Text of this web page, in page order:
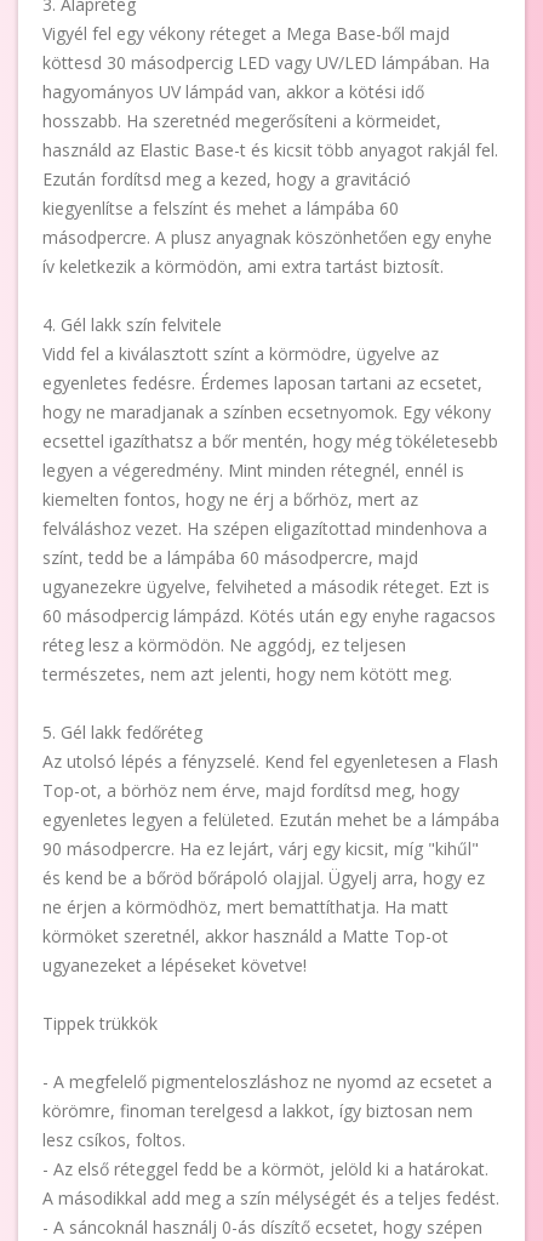
Vigyél fel egy vékony réteget a Mega Base-ből majd
köttesd 30 másodpercig LED vagy UV/LED lámpában. Ha
hagyományos UV lámpád van, akkor a kötési idő
hosszabb. Ha szeretnéd megerősíteni a körmeidet,
használd az Elastic Base-t és kicsit több anyagot rakjál fel.
Ezután fordítsd meg a kezed, hogy a gravitáció
kiegyenlítse a felszínt és mehet a lámpába 60
másodpercre. A plusz anyagnak köszönhetően egy enyhe
ív keletkezik a körmödön, ami extra tartást biztosít.
4. Gél lakk szín felvitele
Vidd fel a kiválasztott színt a körmödre, ügyelve az
egyenletes fedésre. Érdemes laposan tartani az ecsetet,
hogy ne maradjanak a színben ecsetnyomok. Egy vékony
ecsettel igazíthatsz a bőr mentén, hogy még tökéletesebb
legyen a végeredmény. Mint minden rétegnél, ennél is
kiemelten fontos, hogy ne érj a bőrhöz, mert az
felváláshoz vezet. Ha szépen eligazítottad mindenhova a
színt, tedd be a lámpába 60 másodpercre, majd
ugyanezekre ügyelve, felviheted a második réteget. Ezt is
60 másodpercig lámpázd. Kötés után egy enyhe ragacsos
réteg lesz a körmödön. Ne aggódj, ez teljesen
természetes, nem azt jelenti, hogy nem kötött meg.
5. Gél lakk fedőréteg
Az utolsó lépés a fényzselé. Kend fel egyenletesen a Flash
Top-ot, a börhöz nem érve, majd fordítsd meg, hogy
egyenletes legyen a felületed. Ezután mehet be a lámpába
90 másodpercre. Ha ez lejárt, várj egy kicsit, míg "kihűl"
és kend be a bőröd bőrápoló olajjal. Ügyelj arra, hogy ez
ne érjen a körmödhöz, mert bemattíthatja. Ha matt
körmöket szeretnél, akkor használd a Matte Top-ot
ugyanezeket a lépéseket követve!
Tippek trükkök
- A megfelelő pigmenteloszláshoz ne nyomd az ecsetet a
körömre, finoman terelgesd a lakkot, így biztosan nem
lesz csíkos, foltos.
- Az első réteggel fedd be a körmöt, jelöld ki a határokat.
A másodikkal add meg a szín mélységét és a teljes fedést.
- A sáncoknál használj 0-ás díszítő ecsetet, hogy szépen